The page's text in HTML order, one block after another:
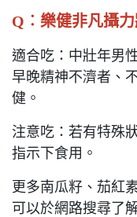
Q ︰ 樂健非凡攝
適合吃：中壯年男
早晚精神不濟者、
健。
注意吃：若有特殊
指示下食用。
更多南瓜籽、茄紅
可以於網路搜尋了